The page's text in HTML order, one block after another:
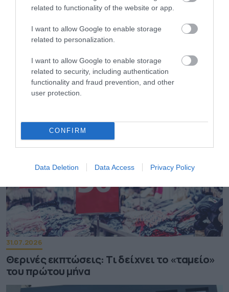
related to functionality of the website or app.
I want to allow Google to enable storage
related to personalization.
I want to allow Google to enable storage
related to security, including authentication
functionality and fraud prevention, and other
user protection.
CONFIRM
Data Deletion Data Access Privacy Policy
Λιανεμπόριο: Οι «κερδισμένοι» των
πωλήσεων πριν από την έναρξη του
καλοκαιριού
31.07.2026
Θερινές εκπτώσεις: Τι δείχνει το «ταμείο»
του πρώτου μήνα